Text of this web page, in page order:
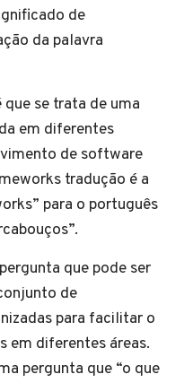
de
da palavra
se trata de uma
em diferentes
de software
tradução é a
para o português
que pode ser
de
para facilitar o
em diferentes áreas.
pergunta que “o que